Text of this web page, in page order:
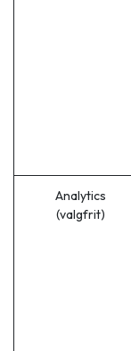
Analytics
(valgfrit)